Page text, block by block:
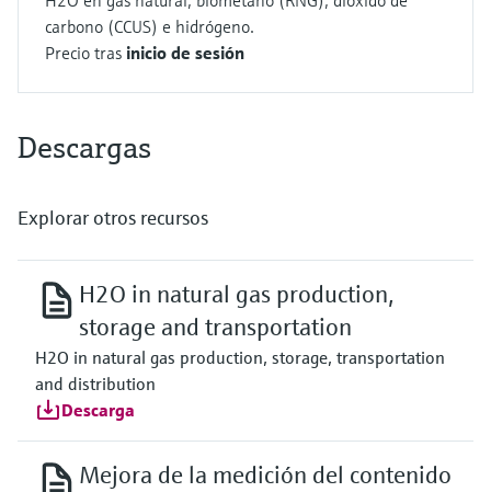
carbono (CCUS) e hidrógeno.
Precio tras inicio de sesión
Descargas
Explorar otros recursos
H2O in natural gas production,
storage and transportation
H2O in natural gas production, storage, transportation
and distribution
Descarga
Mejora de la medición del contenido